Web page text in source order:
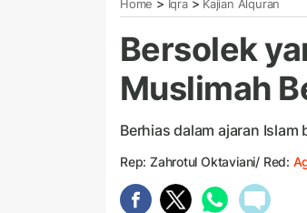
Home Iqra Kajian Alquran
Bersolek
Muslimah
Berhias dalam ajaran
Rep: Zahrotul Oktaviani/ Red: